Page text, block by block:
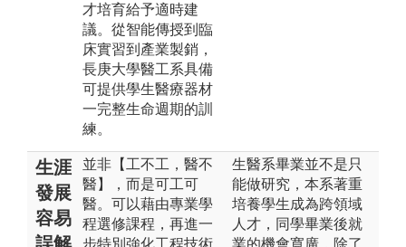
才培育給予適時建
議。從智能傳授到臨
床實習到產業製銷，
長庚大學醫工系具備
可提供學生醫療器材
一完整生命週期的訓
練。
生涯
發展
容易
並非【工不工，醫不
醫】，而是可工可
醫。可以藉由專業學
程選修課程，再進一
步特別強化工程技術
生醫系畢業並不是只
能做研究，本系著重
培養學生成為跨領域
人才，同學畢業後就
業的機會寬廣，除了